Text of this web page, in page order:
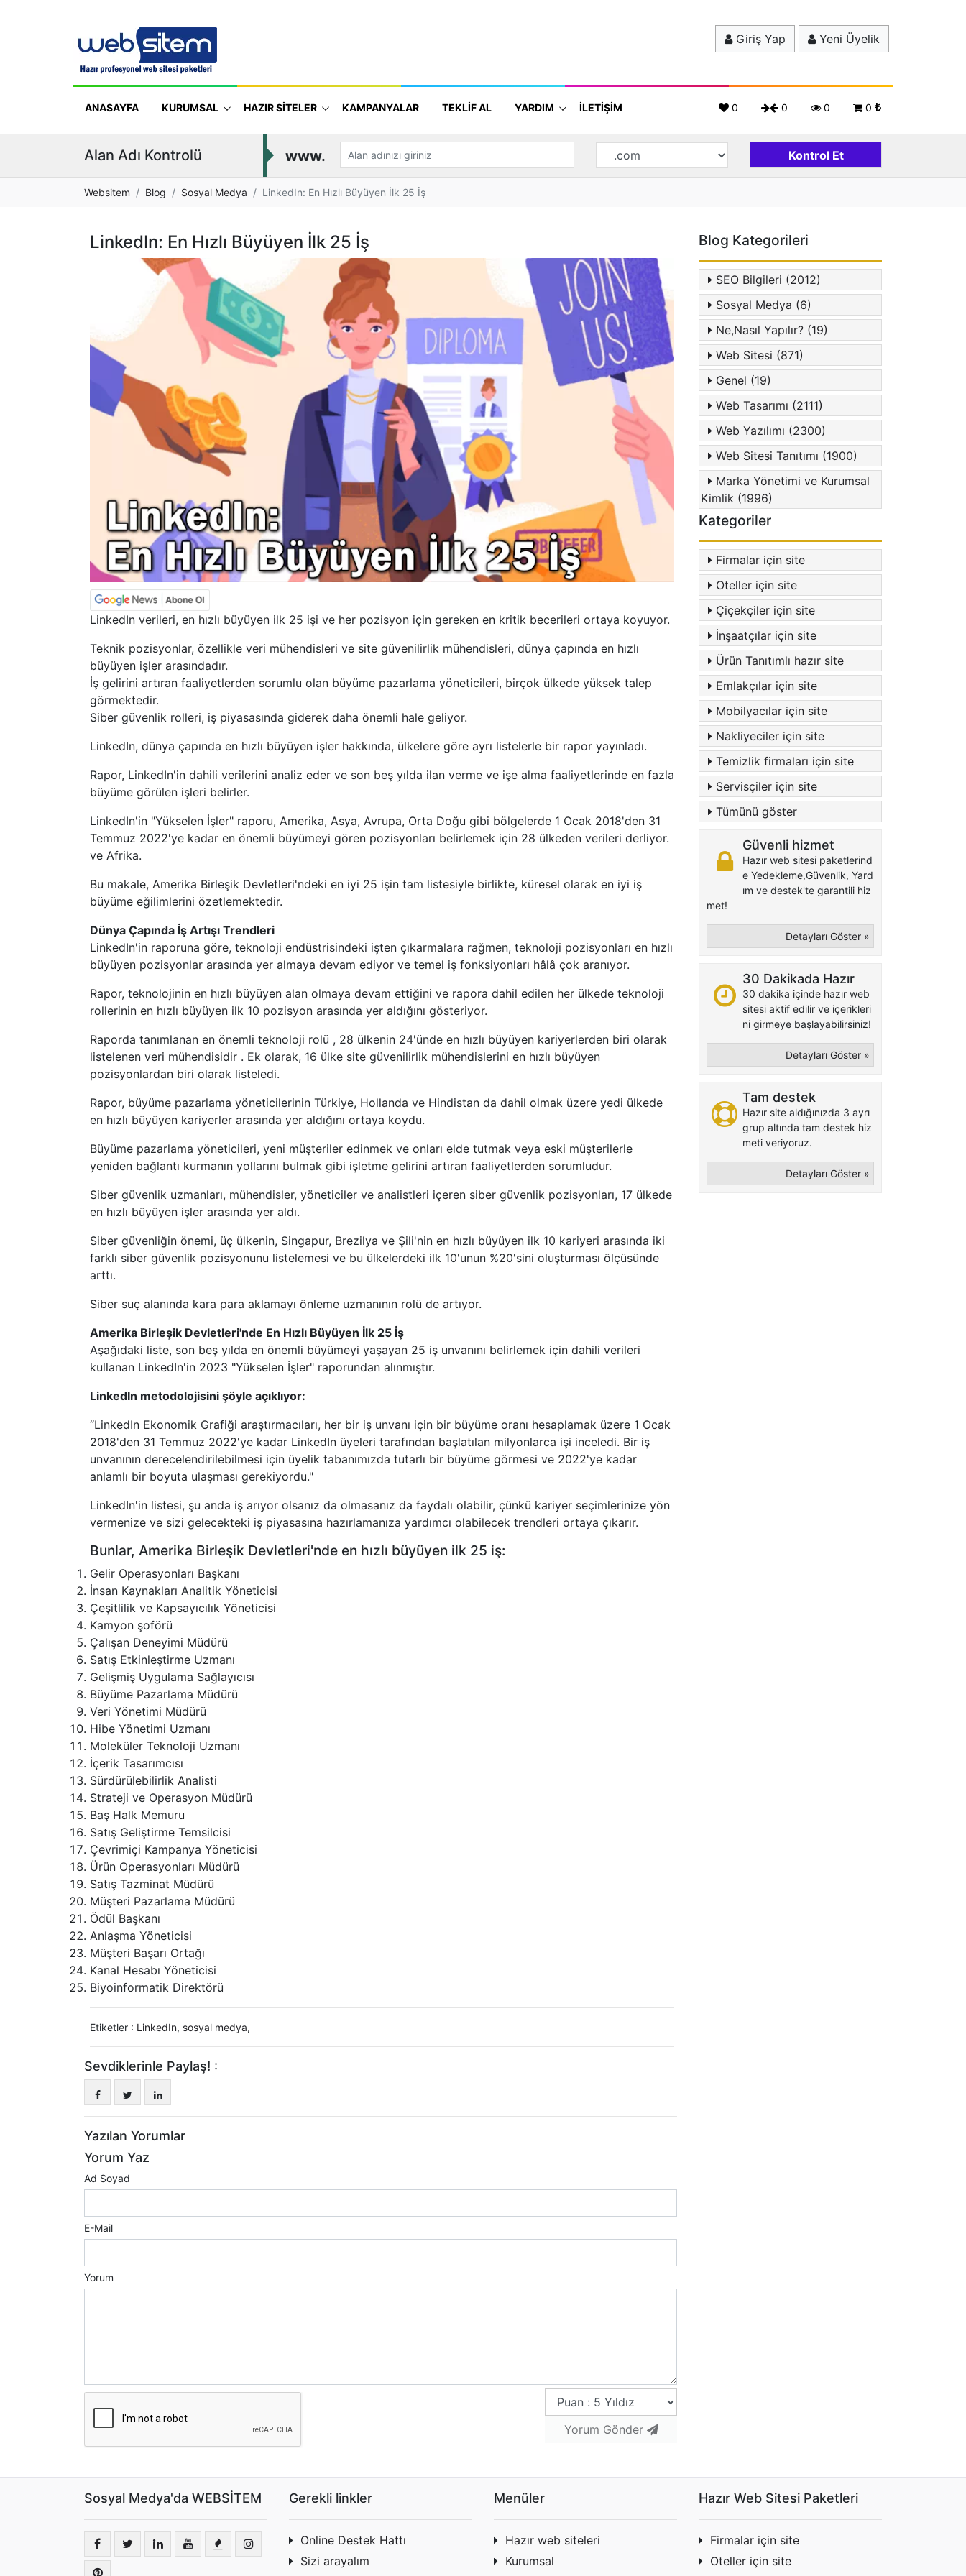
Giriş Yap Yeni Üyelik
0
0
0
0
ANASAYFA KURUMSAL HAZIR SİTELER KAMPANYALAR TEKLİF AL YARDIM İLETİŞİM
Alan Adı Kontrolü www.
Websitem Blog Sosyal Medya LinkedIn: En Hızlı Büyüyen İlk 25 İş
LinkedIn: En Hızlı Büyüyen İlk 25 İş
LinkedIn verileri, en hızlı büyüyen ilk 25 işi ve her pozisyon için gereken en kritik becerileri ortaya koyuyor.
Teknik pozisyonlar, özellikle veri mühendisleri ve site güvenilirlik mühendisleri, dünya çapında en hızlı
büyüyen işler arasındadır.
İş gelirini artıran faaliyetlerden sorumlu olan büyüme pazarlama yöneticileri, birçok ülkede yüksek talep
görmektedir.
Siber güvenlik rolleri, iş piyasasında giderek daha önemli hale geliyor.
LinkedIn, dünya çapında en hızlı büyüyen işler hakkında, ülkelere göre ayrı listelerle bir rapor yayınladı.
Rapor, LinkedIn'in dahili verilerini analiz eder ve son beş yılda ilan verme ve işe alma faaliyetlerinde en fazla
büyüme görülen işleri belirler.
LinkedIn'in "Yükselen İşler" raporu, Amerika, Asya, Avrupa, Orta Doğu gibi bölgelerde 1 Ocak 2018'den 31
Temmuz 2022'ye kadar en önemli büyümeyi gören pozisyonları belirlemek için 28 ülkeden verileri derliyor.
ve Afrika.
Bu makale, Amerika Birleşik Devletleri'ndeki en iyi 25 işin tam listesiyle birlikte, küresel olarak en iyi iş
büyüme eğilimlerini özetlemektedir.
Dünya Çapında İş Artışı Trendleri
LinkedIn'in raporuna göre, teknoloji endüstrisindeki işten çıkarmalara rağmen, teknoloji pozisyonları en hızlı
büyüyen pozisyonlar arasında yer almaya devam ediyor ve temel iş fonksiyonları hâlâ çok aranıyor.
Rapor, teknolojinin en hızlı büyüyen alan olmaya devam ettiğini ve rapora dahil edilen her ülkede teknoloji
rollerinin en hızlı büyüyen ilk 10 pozisyon arasında yer aldığını gösteriyor.
Raporda tanımlanan en önemli teknoloji rolü , 28 ülkenin 24'ünde en hızlı büyüyen kariyerlerden biri olarak
listelenen veri mühendisidir . Ek olarak, 16 ülke site güvenilirlik mühendislerini en hızlı büyüyen
pozisyonlardan biri olarak listeledi.
Rapor, büyüme pazarlama yöneticilerinin Türkiye, Hollanda ve Hindistan da dahil olmak üzere yedi ülkede
en hızlı büyüyen kariyerler arasında yer aldığını ortaya koydu.
Büyüme pazarlama yöneticileri, yeni müşteriler edinmek ve onları elde tutmak veya eski müşterilerle
yeniden bağlantı kurmanın yollarını bulmak gibi işletme gelirini artıran faaliyetlerden sorumludur.
Siber güvenlik uzmanları, mühendisler, yöneticiler ve analistleri içeren siber güvenlik pozisyonları, 17 ülkede
en hızlı büyüyen işler arasında yer aldı.
Siber güvenliğin önemi, üç ülkenin, Singapur, Brezilya ve Şili'nin en hızlı büyüyen ilk 10 kariyeri arasında iki
farklı siber güvenlik pozisyonunu listelemesi ve bu ülkelerdeki ilk 10'unun %20'sini oluşturması ölçüsünde
arttı.
Siber suç alanında kara para aklamayı önleme uzmanının rolü de artıyor.
Amerika Birleşik Devletleri'nde En Hızlı Büyüyen İlk 25 İş
Aşağıdaki liste, son beş yılda en önemli büyümeyi yaşayan 25 iş unvanını belirlemek için dahili verileri
kullanan LinkedIn'in 2023 "Yükselen İşler" raporundan alınmıştır.
LinkedIn metodolojisini şöyle açıklıyor:
“LinkedIn Ekonomik Grafiği araştırmacıları, her bir iş unvanı için bir büyüme oranı hesaplamak üzere 1 Ocak
2018'den 31 Temmuz 2022'ye kadar LinkedIn üyeleri tarafından başlatılan milyonlarca işi inceledi. Bir iş
unvanının derecelendirilebilmesi için üyelik tabanımızda tutarlı bir büyüme görmesi ve 2022'ye kadar
anlamlı bir boyuta ulaşması gerekiyordu."
LinkedIn'in listesi, şu anda iş arıyor olsanız da olmasanız da faydalı olabilir, çünkü kariyer seçimlerinize yön
vermenize ve sizi gelecekteki iş piyasasına hazırlamanıza yardımcı olabilecek trendleri ortaya çıkarır.
Bunlar, Amerika Birleşik Devletleri'nde en hızlı büyüyen ilk 25 iş:
Gelir Operasyonları Başkanı
İnsan Kaynakları Analitik Yöneticisi
Çeşitlilik ve Kapsayıcılık Yöneticisi
Kamyon şoförü
Çalışan Deneyimi Müdürü
Satış Etkinleştirme Uzmanı
Gelişmiş Uygulama Sağlayıcısı
Büyüme Pazarlama Müdürü
Veri Yönetimi Müdürü
Hibe Yönetimi Uzmanı
Moleküler Teknoloji Uzmanı
İçerik Tasarımcısı
Sürdürülebilirlik Analisti
Strateji ve Operasyon Müdürü
Baş Halk Memuru
Satış Geliştirme Temsilcisi
Çevrimiçi Kampanya Yöneticisi
Ürün Operasyonları Müdürü
Satış Tazminat Müdürü
Müşteri Pazarlama Müdürü
Ödül Başkanı
Anlaşma Yöneticisi
Müşteri Başarı Ortağı
Kanal Hesabı Yöneticisi
Biyoinformatik Direktörü
Etiketler : LinkedIn, sosyal medya,
Sevdiklerinle Paylaş! :
Yazılan Yorumlar
Yorum Yaz
Ad Soyad
E-Mail
Yorum
Yorum Gönder
Blog Kategorileri
SEO Bilgileri (2012)
Sosyal Medya (6)
Ne,Nasıl Yapılır? (19)
Web Sitesi (871)
Genel (19)
Web Tasarımı (2111)
Web Yazılımı (2300)
Web Sitesi Tanıtımı (1900)
Marka Yönetimi ve Kurumsal
Kimlik (1996)
Kategoriler
Firmalar için site
Oteller için site
Çiçekçiler için site
İnşaatçılar için site
Ürün Tanıtımlı hazır site
Emlakçılar için site
Mobilyacılar için site
Nakliyeciler için site
Temizlik firmaları için site
Servisçiler için site
Tümünü göster
Güvenli hizmet
Hazır web sitesi paketlerind
e Yedekleme,Güvenlik, Yard
ım ve destek'te garantili hiz
met!
Detayları Göster »
30 Dakikada Hazır
30 dakika içinde hazır web
sitesi aktif edilir ve içerikleri
ni girmeye başlayabilirsiniz!
Detayları Göster »
Tam destek
Hazır site aldığınızda 3 ayrı
grup altında tam destek hiz
meti veriyoruz.
Detayları Göster »
Sosyal Medya'da WEBSİTEM Gerekli linkler
Online Destek Hattı
Sizi arayalım
Menüler
Hazır web siteleri
Kurumsal
Hazır Web Sitesi Paketleri
Firmalar için site
Oteller için site